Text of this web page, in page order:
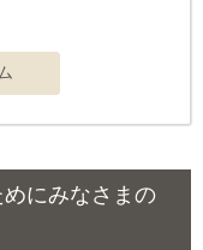
にみなさまの